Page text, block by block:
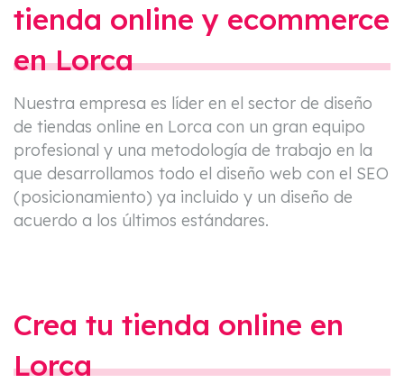
tienda online y ecommerce
en Lorca
Nuestra empresa es líder en el sector de diseño
de tiendas online en Lorca con un gran equipo
profesional y una metodología de trabajo en la
que desarrollamos todo el diseño web con el SEO
(posicionamiento) ya incluido y un diseño de
acuerdo a los últimos estándares.
Crea tu tienda online en
Lorca